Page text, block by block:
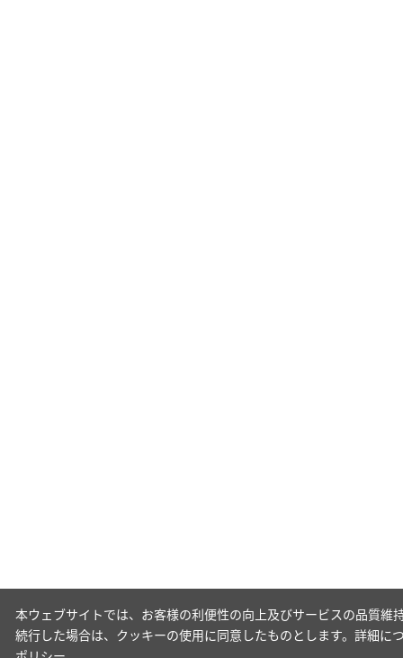
本ウェブサイトでは、お客様の利便性の向上及びサービスの品質
続行した場合は、クッキーの使用に同意したものとします。詳細